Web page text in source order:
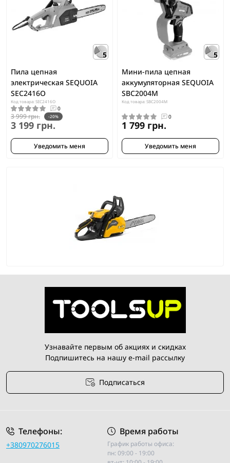
5
Пила цепная
электрическая SEQUOIA
SEC2416O
Код товара: SEC2416O
0
3 999 грн. -20%
3 199 грн.
Уведомить меня
5
Мини-пила цепная
аккумуляторная SEQUOIA
SBC2004M
Код товара: SBC2004M
0
1 799 грн.
Уведомить меня
Узнавайте первым об акциях и скидках
Подпишитесь на нашу e-mail рассылку
Подписаться
Телефоны:
+380970276015
Время работы
График работы офиса:
пн: 09:00 - 19:00